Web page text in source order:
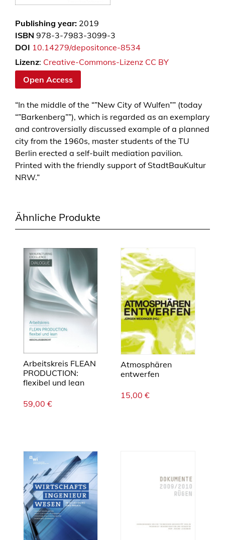
Publishing year: 2019
ISBN 978-3-7983-3099-3
DOI 10.14279/depositonce-8534
Lizenz: Creative-Commons-Lizenz CC BY
Open Access
“In the middle of the “”New City of Wulfen”” (today
“”Barkenberg””), which is regarded as an exemplary
and controversially discussed example of a planned
city from the 1960s, master students of the TU
Berlin erected a self-built mediation pavilion.
Printed with the friendly support of StadtBauKultur
NRW.”
Ähnliche Produkte
Arbeitskreis FLEAN
PRODUCTION:
flexibel und lean
59,00 €
Atmosphären
entwerfen
15,00 €